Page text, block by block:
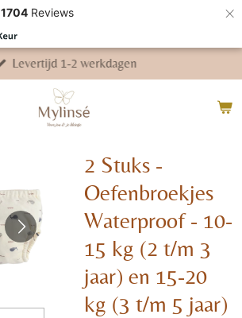
1704 Reviews ×
Levertijd 1-2 werkdagen
2 Stuks -
Oefenbroekjes
Waterproof - 10-
15 kg (2 t/m 3
jaar) en 15-20
kg (3 t/m 5 jaar)